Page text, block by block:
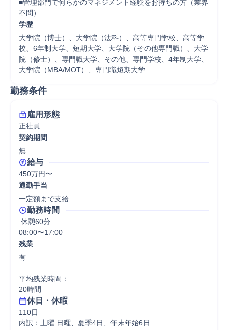
■管理部門で何らかのマネジメント経験をお持ちの方（業界
不問）
学歴
大学院（博士）、大学院（法科）、高等専門学校、高等学
校、6年制大学、短期大学、大学院（その他専門職）、大学
院（修士）、専門職大学、その他、専門学校、4年制大学、
大学院（MBA/MOT）、専門職短期大学
勤務条件
雇用形態
正社員
契約期間
無
給与
450万円〜
通勤手当
一定額まで支給
勤務時間
休憩60分
08:00〜17:00
残業
有
平均残業時間：
20時間
休日・休暇
110日
内訳：土曜 日曜、夏季4日、年末年始6日